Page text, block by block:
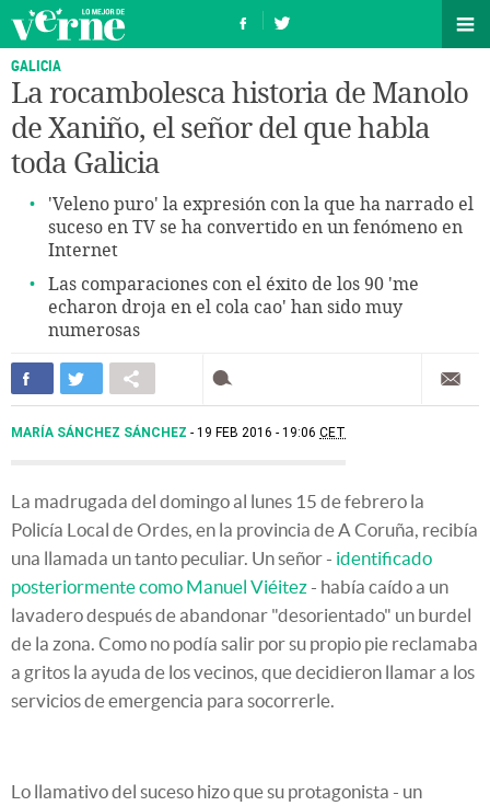
GALICIA
La rocambolesca historia de Manolo
de Xaniño, el señor del que habla
toda Galicia
'Veleno puro' la expresión con la que ha narrado el
suceso en TV se ha convertido en un fenómeno en
Internet
Las comparaciones con el éxito de los 90 'me
echaron droja en el cola cao' han sido muy
numerosas
MARÍA SÁNCHEZ SÁNCHEZ 19 FEB 2016 - 19:06 CET
La madrugada del domingo al lunes 15 de febrero la
Policía Local de Ordes, en la provincia de A Coruña, recibía
una llamada un tanto peculiar. Un señor - identificado
posteriormente como Manuel Viéitez- había caído a un
lavadero después de abandonar "desorientado" un burdel
de la zona. Como no podía salir por su propio pie reclamaba
a gritos la ayuda de los vecinos, que decidieron llamar a los
servicios de emergencia para socorrerle.
Lo llamativo del suceso hizo que su protagonista - un